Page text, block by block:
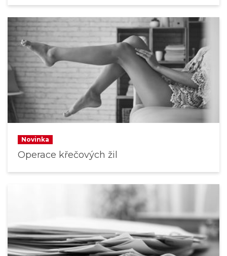
Novinka
Operace křečových žil